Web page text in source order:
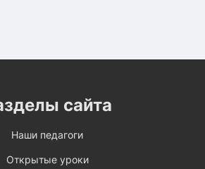
сайта
Наши педагоги
Открытые уроки